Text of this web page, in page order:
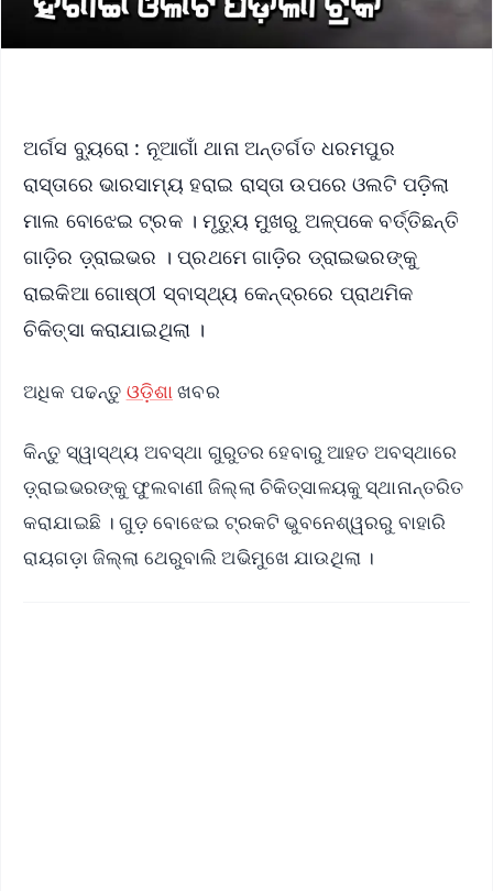
ଅର୍ଗସ ବ୍ୟୁରୋ : ନୂଆଗାଁ ଥାନା ଅନ୍ତର୍ଗତ ଧରମପୁର
ରାସ୍ତାରେ ଭାରସାମ୍ୟ ହରାଇ ରାସ୍ତା ଉପରେ ଓଲଟି ପଡ଼ିଲା
ମାଲ ବୋଝେଇ ଟ୍ରକ । ମୃତ୍ୟୁ ମୁଖରୁ ଅଳ୍ପକେ ବର୍ତ୍ତିଛନ୍ତି
ଗାଡ଼ିର ଡ଼୍ରାଇଭର । ପ୍ରଥମେ ଗାଡ଼ିର ଡ୍ରାଇଭରଙ୍କୁ
ରାଇକିଆ ଗୋଷ୍ଠୀ ସ୍ବାସ୍ଥ୍ୟ କେନ୍ଦ୍ରରେ ପ୍ରାଥମିକ
ଚିକିତ୍ସା କରାଯାଇଥିଲା ।
ଅଧିକ ପଢନ୍ତୁ ଓଡ଼ିଶା ଖବର
କିନ୍ତୁ ସ୍ୱାସ୍ଥ୍ୟ ଅବସ୍ଥା ଗୁରୁତର ହେବାରୁ ଆହତ ଅବସ୍ଥାରେ
ଡ଼୍ରାଇଭରଙ୍କୁ ଫୁଲବାଣୀ ଜିଲ୍ଲା ଚିକିତ୍ସାଳୟକୁ ସ୍ଥାନାନ୍ତରିତ
କରାଯାଇଛି । ଗୁଡ଼ ବୋଝେଇ ଟ୍ରକଟି ଭୁବନେଶ୍ୱରରୁ ବାହାରି
ରାୟଗଡ଼ା ଜିଲ୍ଲା ଥେରୁବାଲି ଅଭିମୁଖେ ଯାଉଥିଲା ।